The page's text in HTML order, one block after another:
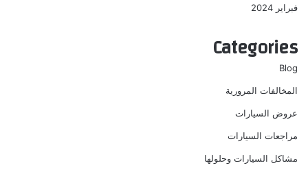
فبراير 2024
Categories
Blog
المخالفات المرورية
عروض السيارات
مراجعات السيارات
مشاكل السيارات وحلولها